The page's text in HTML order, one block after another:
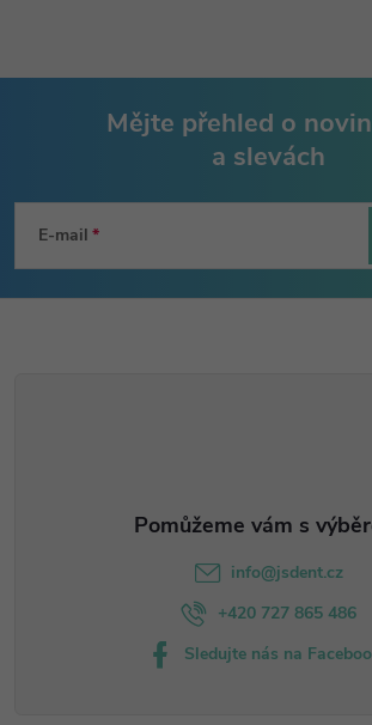
p
Mějte přehled o
a slevách
E-mail
info@jsdent.cz
+420 727 865 486
Sledujte nás na